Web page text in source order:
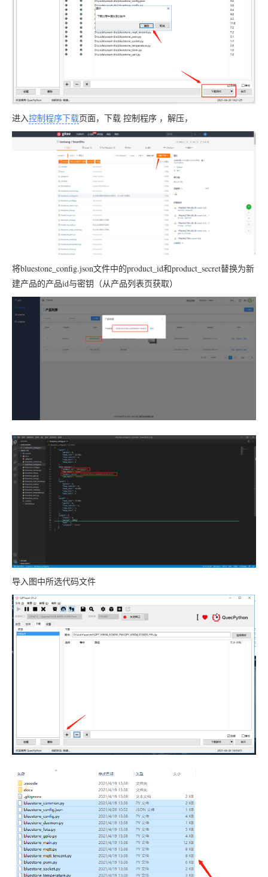
进入控制程序下载页面，下载 控制程序 ，解压，
将bluestone_config.json文件中的product_id和product_secret替换为新
建产品的产品id与密钥（从产品列表页获取）
导入图中所选代码文件